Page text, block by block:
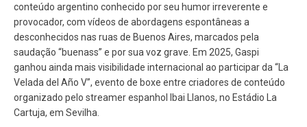
conteúdo argentino conhecido por seu humor irreverente e
provocador, com vídeos de abordagens espontâneas a
desconhecidos nas ruas de Buenos Aires, marcados pela
saudação “buenass” e por sua voz grave. Em 2025, Gaspi
ganhou ainda mais visibilidade internacional ao participar da “La
Velada del Año V”, evento de boxe entre criadores de conteúdo
organizado pelo streamer espanhol Ibai Llanos, no Estádio La
Cartuja, em Sevilha.